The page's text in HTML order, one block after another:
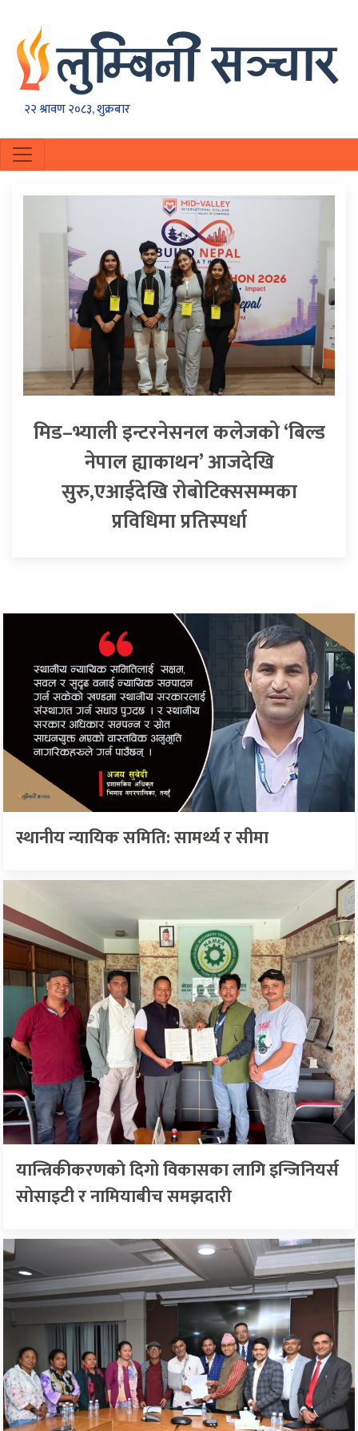
२२ श्रावण २०८३, शुक्रबार
मिड–भ्याली इन्टरनेसनल कलेजको ‘बिल्ड
नेपाल ह्याकाथन’ आजदेखि
सुरु,एआईदेखि रोबोटिक्ससम्मका
प्रविधिमा प्रतिस्पर्धा
स्थानीय न्यायिक समिति: सामर्थ्य र सीमा
यान्त्रिकीकरणकाे दिगो विकासका लागि इन्जिनियर्स
सोसाइटी र नामियाबीच समझदारी